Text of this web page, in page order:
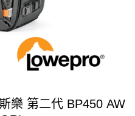
樂 第二代 BP450 AW